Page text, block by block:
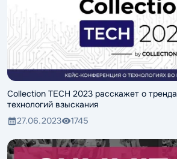
Collection TECH 2023 расскажет о
технологий взыскания
27.06.2023
1745